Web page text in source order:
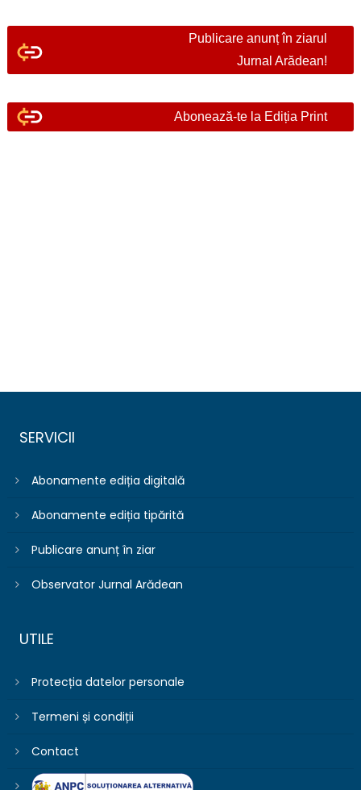
Publicare anunț în ziarul
Jurnal Arădean!
Abonează-te la Ediția Print
SERVICII
Abonamente ediția digitală
Abonamente ediția tipărită
Publicare anunț în ziar
Observator Jurnal Arădean
UTILE
Protecția datelor personale
Termeni și condiții
Contact